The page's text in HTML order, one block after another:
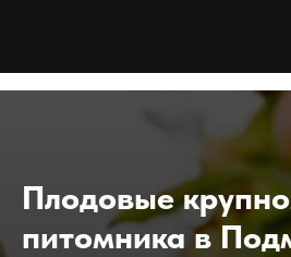
Плодовые
питомника в